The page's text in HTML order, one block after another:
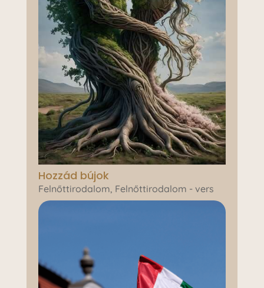
Hozzád bújok
Felnőttirodalom, Felnőttirodalom - vers